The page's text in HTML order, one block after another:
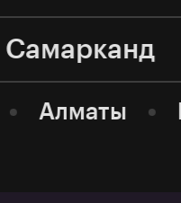
Самарканд
Алматы